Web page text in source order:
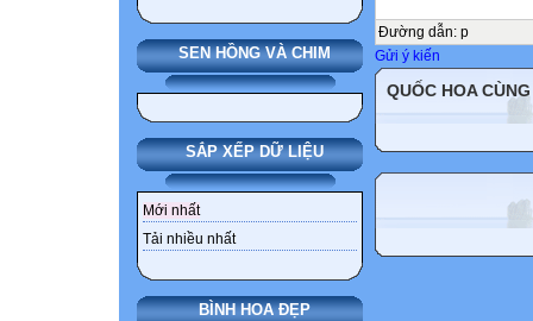
SEN HỒNG VÀ CHIM
SẮP XẾP DỮ LIỆU
Mới nhất
Tải nhiều nhất
BÌNH HOA ĐẸP
Đường dẫn: p
Gửi ý kiến
QUỐC HOA